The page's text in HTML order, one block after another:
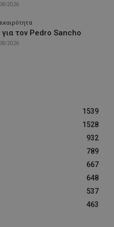
2026
για τον Pedro Sancho
2026
1539
1528
932
789
667
648
537
463